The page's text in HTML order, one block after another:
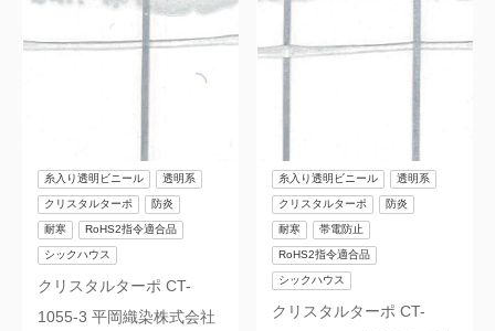
クリスタルターポ CT-
1055-3 平岡織染株式会社
糸入り透明ビニール 透明系
クリスタルターポ 防炎
耐寒 RoHS2指令適合品
シックハウス
クリスタルターポ CT-
糸入り透明ビニール 透明系
クリスタルターポ 防炎
耐寒 帯電防止
RoHS2指令適合品
シックハウス